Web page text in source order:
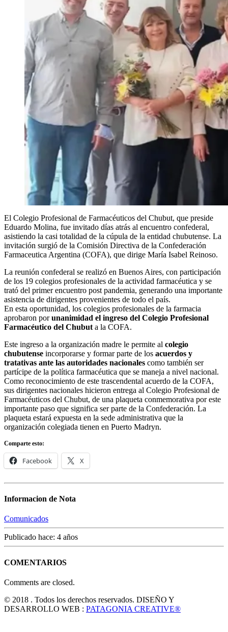
El Colegio Profesional de Farmacéuticos del Chubut, que preside
Eduardo Molina, fue invitado días atrás al encuentro confederal,
asistiendo la casi totalidad de la cúpula de la entidad chubutense. La
invitación surgió de la Comisión Directiva de la Confederación
Farmaceutica Argentina (COFA), que dirige María Isabel Reinoso.
La reunión confederal se realizó en Buenos Aires, con participación
de los 19 colegios profesionales de la actividad farmacéutica y se
trató del primer encuentro post pandemia, generando una importante
asistencia de dirigentes provenientes de todo el país.
En esta oportunidad, los colegios profesionales de la farmacia
aprobaron porunanimidad el ingreso del Colegio Profesional
Farmacéutico del Chubut a la COFA.
Este ingreso a la organización madre le permite al colegio
chubutense incorporarse y formar parte de los acuerdos y
tratativas ante las autoridades nacionales como también ser
partícipe de la política farmacéutica que se maneja a nivel nacional.
Como reconocimiento de este trascendental acuerdo de la COFA,
sus dirigentes nacionales hicieron entrega al Colegio Profesional de
Farmacéuticos del Chubut, de una plaqueta conmemorativa por este
importante paso que significa ser parte de la Confederación. La
plaqueta estará expuesta en la sede administrativa que la
organización colegiada tienen en Puerto Madryn.
Comparte esto:
Facebook X
Informacion de Nota
Comunicados
Publicado hace: 4 años
COMENTARIOS
Comments are closed.
© 2018 . Todos los derechos reservados. DISEÑO Y
DESARROLLO WEB : PATAGONIA CREATIVE®